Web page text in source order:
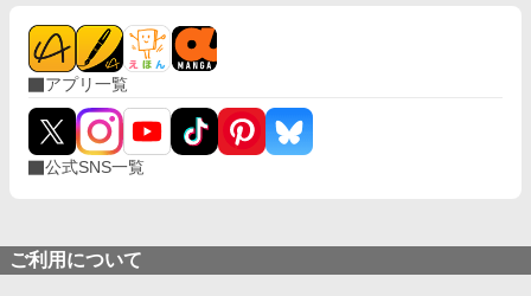
アプリ一覧
公式SNS一覧
ご利用について